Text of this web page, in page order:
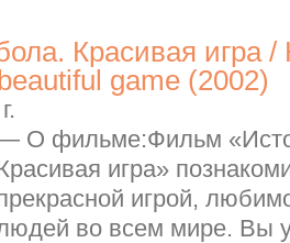
Красивая игра /
game (2002)
О фильме:Фильм
игра»
игрой,
во всем мире. Вы